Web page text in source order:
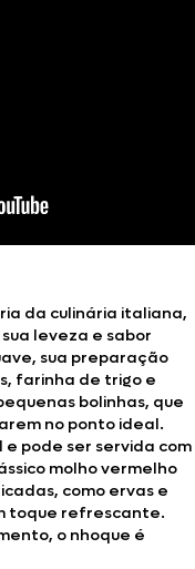
da culinária italiana,
leveza e sabor
sua preparação
farinha de trigo e
bolinhas, que
no ponto ideal.
pode ser servida com
molho vermelho
como ervas e
toque refrescante.
o nhoque é